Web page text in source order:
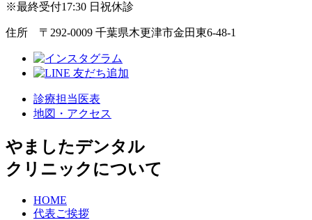
※最終受付17:30 日祝休診
住所 〒292-0009 千葉県木更津市金田東6-48-1
診療担当医表
地図・アクセス
やましたデンタル
クリニックについて
HOME
代表ご挨拶